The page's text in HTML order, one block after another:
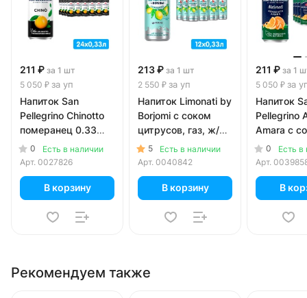
211 ₽ за 1 шт
5 050 ₽ за уп
Напиток San
Pellegrino Chinotto
померанец 0.33
литра, газ, ж/б, 24
шт. в уп.
0
Есть в наличии
Арт. 0027826
В корзину
213 ₽ за 1 шт
2 550 ₽ за уп
Напиток Limonati by
Borjomi с соком
цитрусов, газ, ж/б,
0.33 литра, 12 шт. в
уп.
5
Есть в наличии
Арт. 0040842
В корзину
211 ₽ за 1
5 050 ₽ за
Напиток
Pellegrino
Amara с
горького
0.33
0
Есть в
Арт.
В
Рекомендуем также